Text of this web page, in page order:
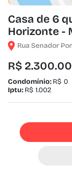
Casa de 6
Horizonte -
Rua Senador
R$
Condomínio: R$ 0
Iptu: R$ 1.002